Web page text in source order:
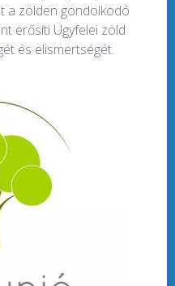
a zölden gondolkodó
erősíti Ügyfelei zöld
és elismertségét.